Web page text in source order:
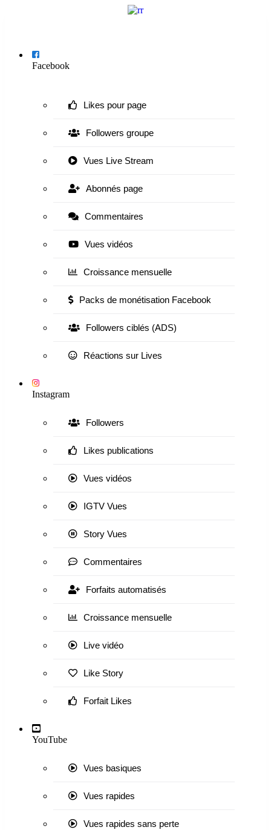
Facebook
Likes pour page
Followers groupe
Vues Live Stream
Abonnés page
Commentaires
Vues vidéos
Croissance mensuelle
Packs de monétisation Facebook
Followers ciblés (ADS)
Réactions sur Lives
Instagram
Followers
Likes publications
Vues vidéos
IGTV Vues
Story Vues
Commentaires
Forfaits automatisés
Croissance mensuelle
Live vidéo
Like Story
Forfait Likes
YouTube
Vues basiques
Vues rapides
Vues rapides sans perte